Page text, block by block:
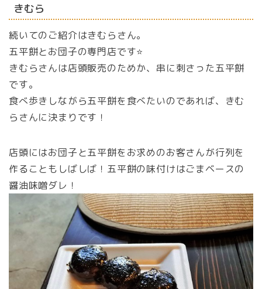
きむら
続いてのご紹介はきむらさん。
五平餅とお団子の専門店です⭐️
きむらさんは店頭販売のためか、串に刺さった五平餅
です。
食べ歩きしながら五平餅を食べたいのであれば、きむ
らさんに決まりです！
店頭にはお団子と五平餅をお求めのお客さんが行列を
作ることもしばしば！五平餅の味付けはごまベースの
醤油味噌ダレ！